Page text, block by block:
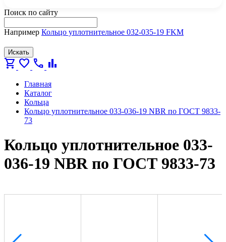
Поиск по сайту
Например Кольцо уплотнительное 032-035-19 FKM
Искать
shopping_cart favorite call bar_chart
Главная
Каталог
Кольца
Кольцо уплотнительное 033-036-19 NBR по ГОСТ 9833-
73
Кольцо уплотнительное 033-
036-19 NBR по ГОСТ 9833-73